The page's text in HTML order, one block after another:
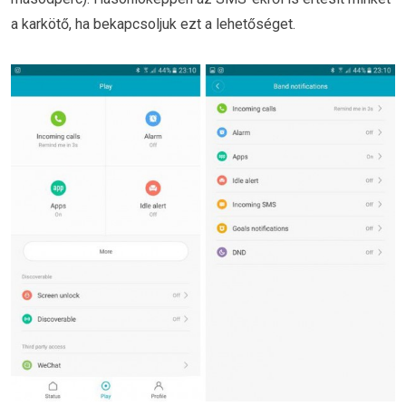
a karkötő, ha bekapcsoljuk ezt a lehetőséget.